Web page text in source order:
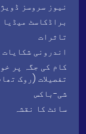
نیوز سروسز
براڈکاسٹ
تاثرات
اندرونی
کام کی جگہ پر
تفصیلات (روک
شی-باکس
سائٹ کا نقشہ